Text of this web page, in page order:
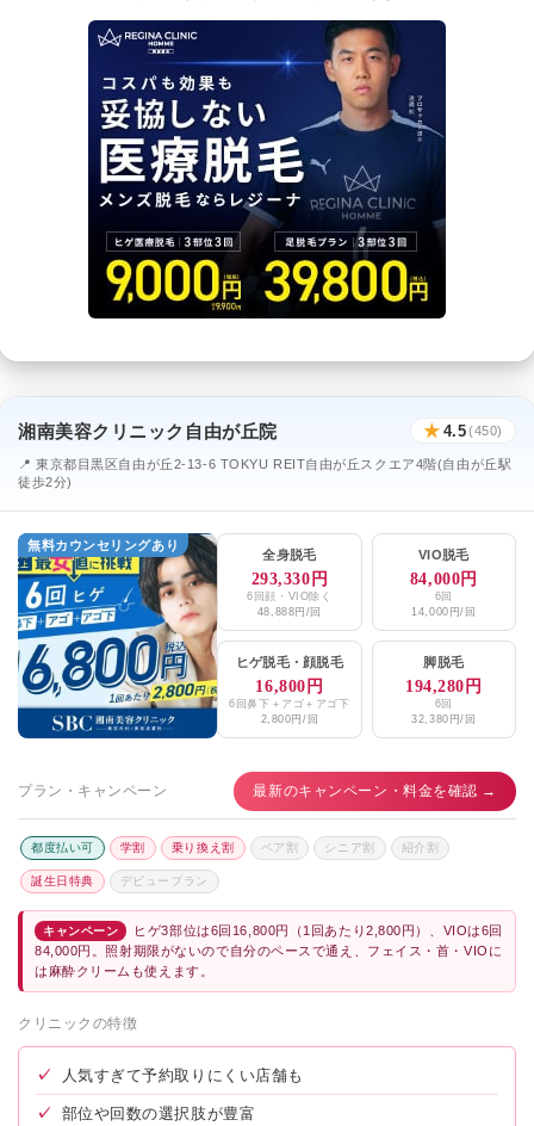
湘南美容クリニック自由が丘院 ★ 4.5(450)
📍 東京都目黒区自由が丘2-13-6 TOKYU REIT自由が丘スクエア4階(自由が丘駅
徒歩2分)
無料カウンセリングあり
全身脱毛
293,330円
6回顔・VIO除く
48,888円/回
VIO脱毛
84,000円
6回
14,000円/回
ヒゲ脱毛・ 顔脱毛
16,800円
6回鼻下＋アゴ＋アゴ下
2,800円/回
脚脱毛
194,280円
6回
32,380円/回
プラン・キャンペーン 最新のキャンペーン・料金を確認 →
都度払い可 学割 乗り換え割 ペア割 シニア割 紹介割
誕生日特典 デビュープラン
キャンペーン
ヒゲ3部位は6回16,800円（1回あたり2,800円）、VIOは6回
84,000円。照射期限がないので自分のペースで通え、フェイス・首・VIOに
は麻酔クリームも使えます。
クリニックの特徴
✓ 人気すぎて予約取りにくい店舗も
✓ 部位や回数の選択肢が豊富